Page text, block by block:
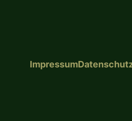
Impressum